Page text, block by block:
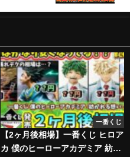
一番くじ
【2ヶ月後相場】一番くじ ヒロア
カ 僕のヒーローアカデミア 紡が